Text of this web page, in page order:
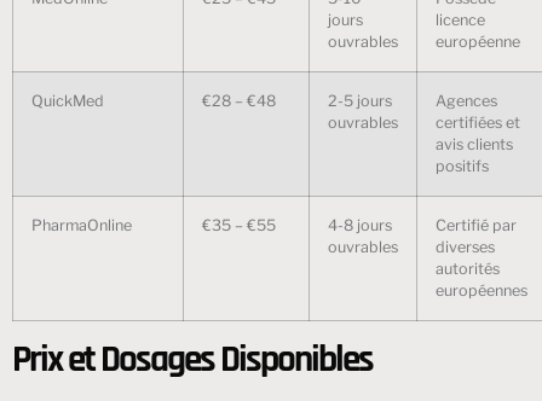
jours
ouvrables
licence
européenne
QuickMed €28 – €48
2-5 jours
ouvrables
Agences
certifiées et
avis clients
positifs
PharmaOnline €35 – €55
4-8 jours
ouvrables
Certifié par
diverses
autorités
européennes
Prix et Dosages Disponibles